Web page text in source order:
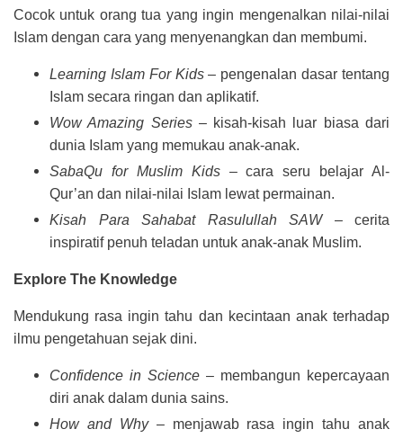
Cocok untuk orang tua yang ingin mengenalkan nilai-nilai
Islam dengan cara yang menyenangkan dan membumi.
Learning Islam For Kids– pengenalan dasar tentang
Islam secara ringan dan aplikatif.
Wow Amazing Series– kisah-kisah luar biasa dari
dunia Islam yang memukau anak-anak.
SabaQu for Muslim Kids– cara seru belajar Al-
Qur’an dan nilai-nilai Islam lewat permainan.
Kisah Para Sahabat Rasulullah SAW– cerita
inspiratif penuh teladan untuk anak-anak Muslim.
Explore The Knowledge
Mendukung rasa ingin tahu dan kecintaan anak terhadap
ilmu pengetahuan sejak dini.
Confidence in Science – membangun kepercayaan
diri anak dalam dunia sains.
How and Why– menjawab rasa ingin tahu anak